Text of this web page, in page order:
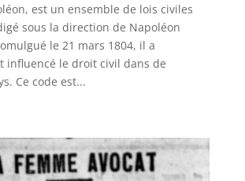
est un ensemble de lois civiles
sous la direction de Napoléon
le 21 mars 1804, il a
influencé le droit civil dans de
Ce code est...